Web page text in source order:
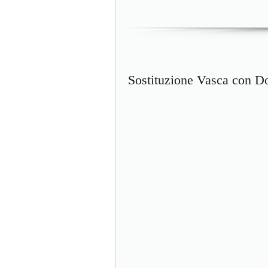
Sostituzione Vasca con